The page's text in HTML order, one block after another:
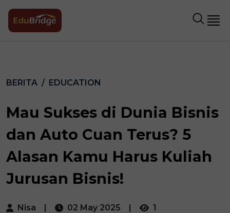
BERITA EDUCATION
Mau Sukses di Dunia Bisnis
dan Auto Cuan Terus? 5
Alasan Kamu Harus Kuliah
Jurusan Bisnis!
Nisa | 02 May 2025 | 1